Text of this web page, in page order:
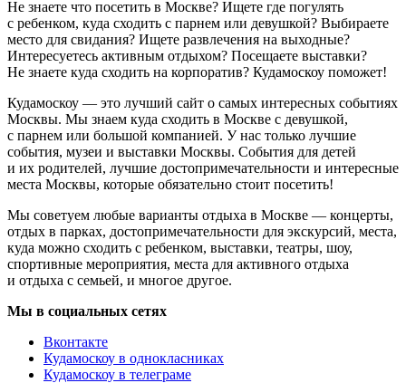
Не знаете что посетить в Москве? Ищете где погулять
с ребенком, куда сходить с парнем или девушкой? Выбираете
место для свидания? Ищете развлечения на выходные?
Интересуетесь активным отдыхом? Посещаете выставки?
Не знаете куда сходить на корпоратив? Кудамоскоу поможет!
Кудамоскоу — это лучший сайт о самых интересных событиях
Москвы. Мы знаем куда сходить в Москве с девушкой,
с парнем или большой компанией. У нас только лучшие
события, музеи и выставки Москвы. События для детей
и их родителей, лучшие достопримечательности и интересные
места Москвы, которые обязательно стоит посетить!
Мы советуем любые варианты отдыха в Москве — концерты,
отдых в парках, достопримечательности для экскурсий, места,
куда можно сходить с ребенком, выставки, театры, шоу,
спортивные мероприятия, места для активного отдыха
и отдыха с семьей, и многое другое.
Мы в социальных сетях
Вконтакте
Кудамоскоу в однокласниках
Кудамоскоу в телеграме